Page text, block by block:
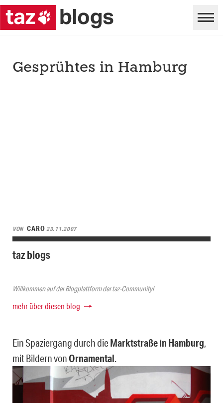
Gesprühtes in Hamburg
VON CARO23.11.2007
taz blogs
Willkommen auf der Blogplattform der taz-Community!
mehr über diesen blog
Ein Spaziergang durch dieMarktstraße in Hamburg,
mit Bildern vonOrnamental.